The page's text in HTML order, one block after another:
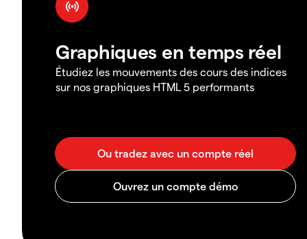
Graphiques en temps réel
Étudiez les mouvements des cours des indices
sur nos graphiques HTML 5 performants